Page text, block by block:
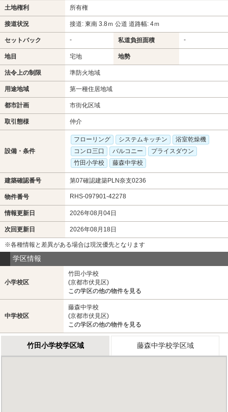
土地権利 所有権
接道状況 接道: 東南 3.8ｍ 公道 道路幅: 4ｍ
セットバック - 私道負担面積 -
地目 宅地 地勢
法令上の制限 準防火地域
用途地域 第一種住居地域
都市計画 市街化区域
取引態様 仲介
設備・条件
フローリング システムキッチン
浴室乾燥機
コンロ三口
バルコニー
プライスダウン
竹田小学校
藤森中学校
建築確認番号 第07確認建築PLN奈支0236
物件番号 RHS-097901-42278
情報更新日 2026年08月04日
次回更新日 2026年08月18日
※各種情報と差異がある場合は現況優先となります
学区情報
小学校区
竹田小学校
(京都市伏見区)
この学区の他の物件を見る
中学校区
藤森中学校
(京都市伏見区)
この学区の他の物件を見る
竹田小学校学区域 藤森中学校学区域